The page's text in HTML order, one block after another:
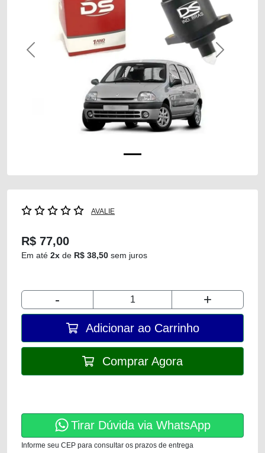
Previous Next
AVALIE
R$ 77,00
Em até 2x de R$ 38,50 sem juros
- +
Adicionar ao Carrinho
Comprar Agora
Tirar Dúvida via WhatsApp
Informe seu CEP para consultar os prazos de entrega